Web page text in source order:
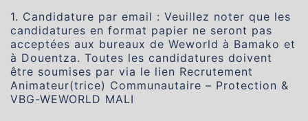
1. Candidature par email : Veuillez noter que les
candidatures en format papier ne seront pas
acceptées aux bureaux de Weworld à Bamako et
à Douentza. Toutes les candidatures doivent
être soumises par via le lien Recrutement
Animateur(trice) Communautaire – Protection &
VBG-WEWORLD MALI